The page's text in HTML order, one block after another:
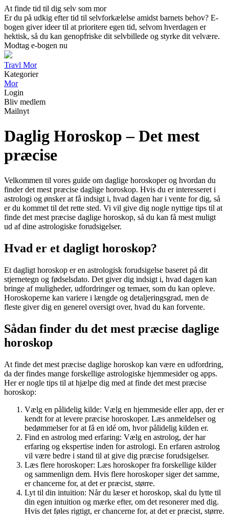
At finde tid til dig selv som mor
Er du på udkig efter tid til selvforkælelse amidst barnets behov? E-
bogen giver ideer til at prioritere egen tid, selvom hverdagen er
hektisk, så du kan genopfriske dit selvbillede og styrke dit velvære.
Modtag e-bogen nu
Travl Mor
Kategorier
Mor
Login
Bliv medlem
Mailnyt
Daglig Horoskop – Det mest
præcise
Velkommen til vores guide om daglige horoskoper og hvordan du
finder det mest præcise daglige horoskop. Hvis du er interesseret i
astrologi og ønsker at få indsigt i, hvad dagen har i vente for dig, så
er du kommet til det rette sted. Vi vil give dig nogle nyttige tips til at
finde det mest præcise daglige horoskop, så du kan få mest muligt
ud af dine astrologiske forudsigelser.
Hvad er et dagligt horoskop?
Et dagligt horoskop er en astrologisk forudsigelse baseret på dit
stjernetegn og fødselsdato. Det giver dig indsigt i, hvad dagen kan
bringe af muligheder, udfordringer og temaer, som du kan opleve.
Horoskoperne kan variere i længde og detaljeringsgrad, men de
fleste giver dig en generel oversigt over, hvad du kan forvente.
Sådan finder du det mest præcise daglige
horoskop
At finde det mest præcise daglige horoskop kan være en udfordring,
da der findes mange forskellige astrologiske hjemmesider og apps.
Her er nogle tips til at hjælpe dig med at finde det mest præcise
horoskop:
Vælg en pålidelig kilde: Vælg en hjemmeside eller app, der er
kendt for at levere præcise horoskoper. Læs anmeldelser og
bedømmelser for at få en idé om, hvor pålidelig kilden er.
Find en astrolog med erfaring: Vælg en astrolog, der har
erfaring og ekspertise inden for astrologi. En erfaren astrolog
vil være bedre i stand til at give dig præcise forudsigelser.
Læs flere horoskoper: Læs horoskoper fra forskellige kilder
og sammenlign dem. Hvis flere horoskoper siger det samme,
er chancerne for, at det er præcist, større.
Lyt til din intuition: Når du læser et horoskop, skal du lytte til
din egen intuition og mærke efter, om det resonerer med dig.
Hvis det føles rigtigt, er chancerne for, at det er præcist, større.